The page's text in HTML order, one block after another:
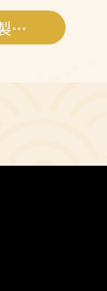
江宏傑女兒8歲了 長髮大眼神複製福原愛